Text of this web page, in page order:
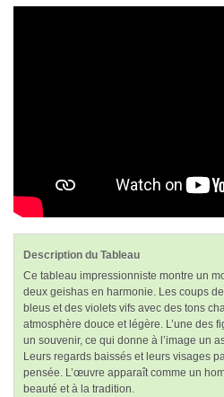
Description du Tableau
Ce tableau impressionniste montre un
deux geishas en harmonie. Les coups
bleus et des violets vifs avec des tons
atmosphère douce et légère. L’une des
un souvenir, ce qui donne à l’image un
Leurs regards baissés et leurs visages
pensée. L’œuvre apparaît comme un
beauté et à la tradition.